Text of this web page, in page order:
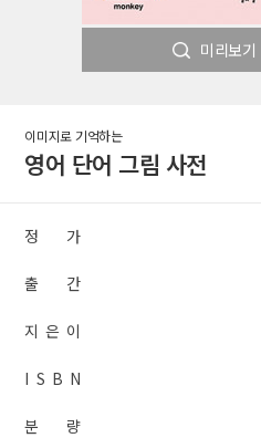
미리보기
이미지로 기억하는
영어 단어 그림 사전
정 가
출 간
지 은 이
I S B N
분 량